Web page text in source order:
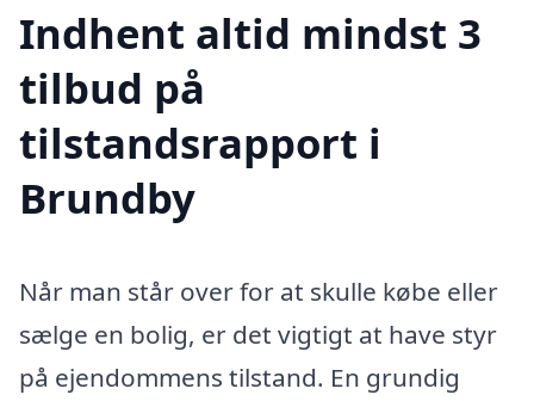
Indhent altid mindst 3
tilbud på
tilstandsrapport i
Brundby
Når man står over for at skulle købe eller
sælge en bolig, er det vigtigt at have styr
på ejendommens tilstand. En grundig